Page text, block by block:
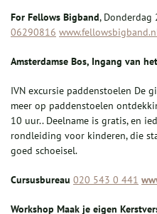
For Fellows Bigband, Donderdag
06290816
Amsterdamse Bos, Ingang van
IVN excursie paddenstoelen De
meer op paddenstoelen
10 uur.. Deelname is gratis, en
rondleiding voor kinderen, die
goed schoeisel.
Cursusbureau 020 543 0 441
Workshop Maak je eigen